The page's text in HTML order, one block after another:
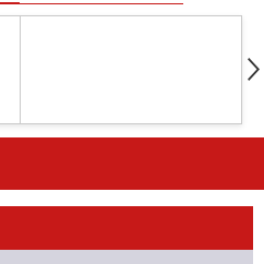
石人の星
静岡 愛媛Ｌ